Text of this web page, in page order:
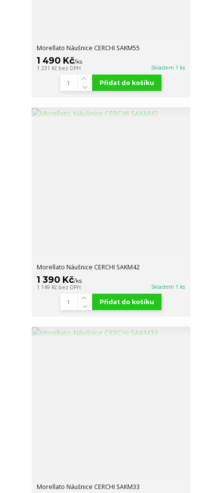
Morellato Náušnice CERCHI SAKM55
1 490 Kč/ks
1 231 Kč bez DPH Skladem 1 ks
Přidat do košíku
Morellato Náušnice CERCHI SAKM42
1 390 Kč/ks
1 149 Kč bez DPH Skladem 1 ks
Přidat do košíku
Morellato Náušnice CERCHI SAKM33